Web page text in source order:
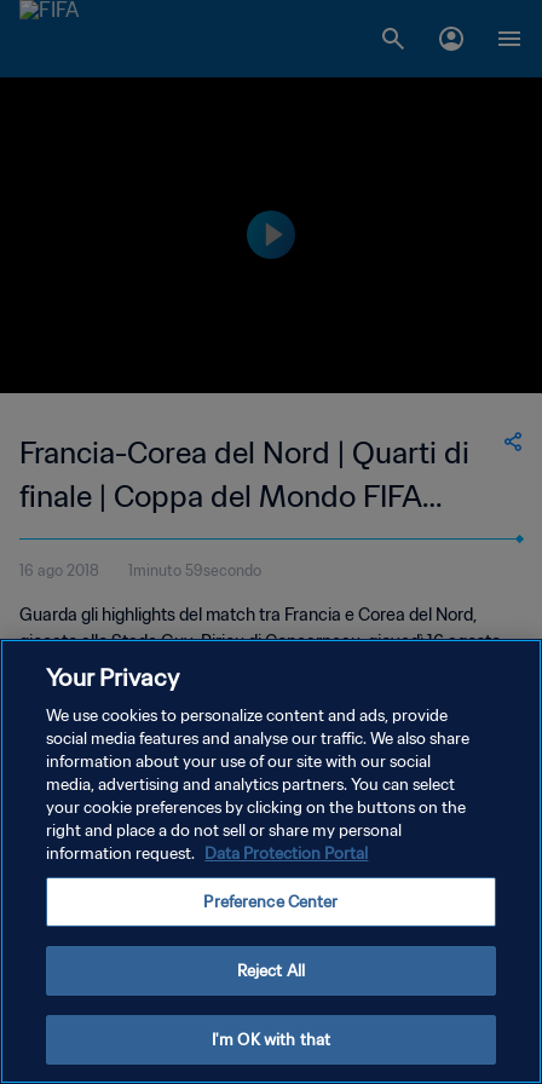
Francia-Corea del Nord | Quarti di
finale | Coppa del Mondo FIFA
Femminile Under 20 Francia 2018 |
Highlights
16 ago 2018 1minuto 59secondo
Guarda gli highlights del match tra Francia e Corea del Nord,
giocato allo Stade Guy-Piriou di Concarneau, giovedì 16 agosto
2018.
PRIVACY POLICY
TERMINI DI SERVIZIO
GESTISCI LE TUE PREFERENZE PER I COOKIES
Your Privacy
We use cookies to personalize content and ads, provide
social media features and analyse our traffic. We also share
information about your use of our site with our social
media, advertising and analytics partners. You can select
your cookie preferences by clicking on the buttons on the
right and place a do not sell or share my personal
information request. Data Protection Portal
Preference Center
Reject All
I'm OK with that